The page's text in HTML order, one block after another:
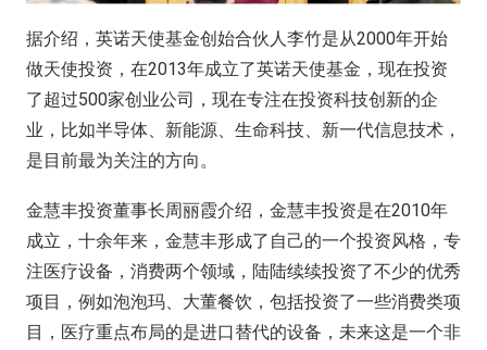
据介绍，英诺天使基金创始合伙人李竹是从2000年开始
做天使投资，在2013年成立了英诺天使基金，现在投资
了超过500家创业公司，现在专注在投资科技创新的企
业，比如半导体、新能源、生命科技、新一代信息技术，
是目前最为关注的方向。
金慧丰投资董事长周丽霞介绍，金慧丰投资是在2010年
成立，十余年来，金慧丰形成了自己的一个投资风格，专
注医疗设备，消费两个领域，陆陆续续投资了不少的优秀
项目，例如泡泡玛、大董餐饮，包括投资了一些消费类项
目，医疗重点布局的是进口替代的设备，未来这是一个非